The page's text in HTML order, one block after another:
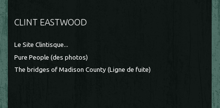
CLINT EASTWOOD
Le Site Clintisque...
Pure People (des photos)
The bridges of Madison County (Ligne de fuite)